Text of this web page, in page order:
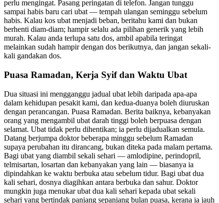
perlu mengingat. Pasang peringatan di telefon. Jangan tunggu
sampai habis baru cari ubat — tempah ulangan seminggu sebelum
habis. Kalau kos ubat menjadi beban, beritahu kami dan bukan
berhenti diam-diam; hampir selalu ada pilihan generik yang lebih
murah. Kalau anda terlupa satu dos, ambil apabila teringat
melainkan sudah hampir dengan dos berikutnya, dan jangan sekali-
kali gandakan dos.
Puasa Ramadan, Kerja Syif dan Waktu Ubat
Dua situasi ini mengganggu jadual ubat lebih daripada apa-apa
dalam kehidupan pesakit kami, dan kedua-duanya boleh diuruskan
dengan perancangan. Puasa Ramadan. Berita baiknya, kebanyakan
orang yang mengambil ubat darah tinggi boleh berpuasa dengan
selamat. Ubat tidak perlu dihentikan; ia perlu dijadualkan semula.
Datang berjumpa doktor beberapa minggu sebelum Ramadan
supaya perubahan itu dirancang, bukan diteka pada malam pertama.
Bagi ubat yang diambil sekali sehari — amlodipine, perindopril,
telmisartan, losartan dan kebanyakan yang lain — biasanya ia
dipindahkan ke waktu berbuka atau sebelum tidur. Bagi ubat dua
kali sehari, dosnya diagihkan antara berbuka dan sahur. Doktor
mungkin juga menukar ubat dua kali sehari kepada ubat sekali
sehari yang bertindak panjang sepanjang bulan puasa, kerana ia jauh